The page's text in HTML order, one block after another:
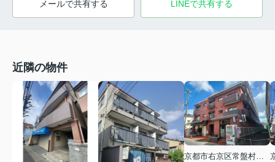
メールで共有する LINEで共有する
近隣の物件
京都市右京区常盤村ノ内町